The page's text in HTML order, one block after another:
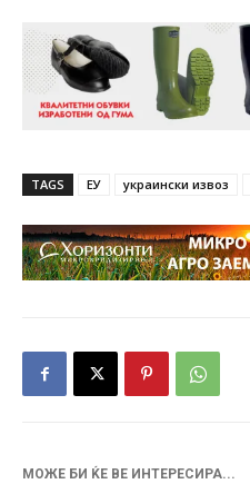
TAGS ЕУ украински извоз
МОЖЕ БИ ЌЕ ВЕ ИНТЕРЕСИРА...